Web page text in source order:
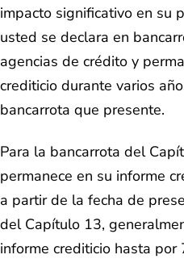
impacto significativo en su
usted se declara en
agencias de crédito y
crediticio durante varios
bancarrota que presente.
Para la bancarrota del
permanece en su informe
a partir de la fecha de
del Capítulo 13,
informe crediticio hasta